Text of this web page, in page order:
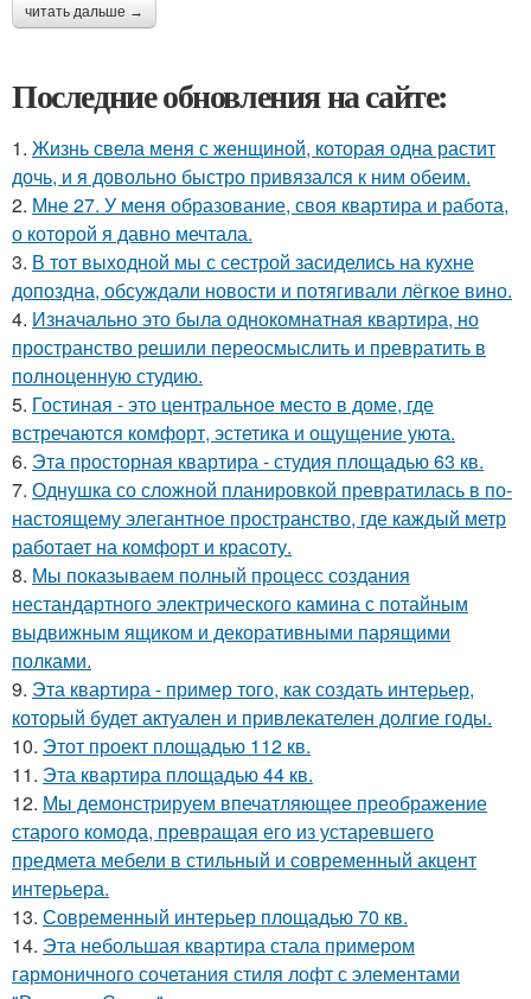
читать дальше →
Последние обновления на сайте:
1. Жизнь свела меня с женщиной, которая одна растит
дочь, и я довольно быстро привязался к ним обеим.
2. Мне 27. У меня образование, своя квартира и работа,
о которой я давно мечтала.
3. В тот выходной мы с сестрой засиделись на кухне
допоздна, обсуждали новости и потягивали лёгкое вино.
4. Изначально это была однокомнатная квартира, но
пространство решили переосмыслить и превратить в
полноценную студию.
5. Гостиная - это центральное место в доме, где
встречаются комфорт, эстетика и ощущение уюта.
6. Эта просторная квартира - студия площадью 63 кв.
7. Однушка со сложной планировкой превратилась в по-
настоящему элегантное пространство, где каждый метр
работает на комфорт и красоту.
8. Мы показываем полный процесс создания
нестандартного электрического камина с потайным
выдвижным ящиком и декоративными парящими
полками.
9. Эта квартира - пример того, как создать интерьер,
который будет актуален и привлекателен долгие годы.
10. Этот проект площадью 112 кв.
11. Эта квартира площадью 44 кв.
12. Мы демонстрируем впечатляющее преображение
старого комода, превращая его из устаревшего
предмета мебели в стильный и современный акцент
интерьера.
13. Современный интерьер площадью 70 кв.
14. Эта небольшая квартира стала примером
гармоничного сочетания стиля лофт с элементами